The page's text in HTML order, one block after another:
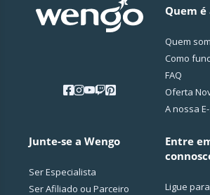
Quem é
Quem
Como
FAQ
Oferta
A nossa
Junte-se a Wengo
Ser Especialista
Ser Afiliado ou Parceiro
Entre
Ligue